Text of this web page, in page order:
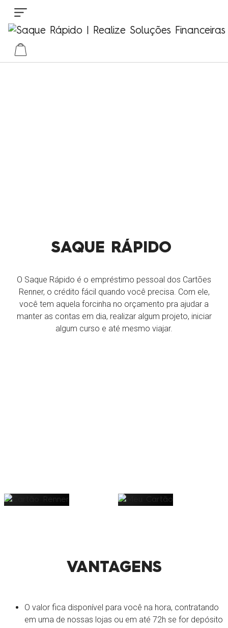
SAQUE RÁPIDO
O Saque Rápido é o empréstimo pessoal dos Cartões
Renner, o crédito fácil quando você precisa. Com ele,
você tem aquela forcinha no orçamento pra ajudar a
manter as contas em dia, realizar algum projeto, iniciar
algum curso e até mesmo viajar.
SAIBA
MAIS
SAIBA
MAIS
VANTAGENS
O valor fica disponível para você na hora, contratando
em uma de nossas lojas ou em até 72h se for depósito